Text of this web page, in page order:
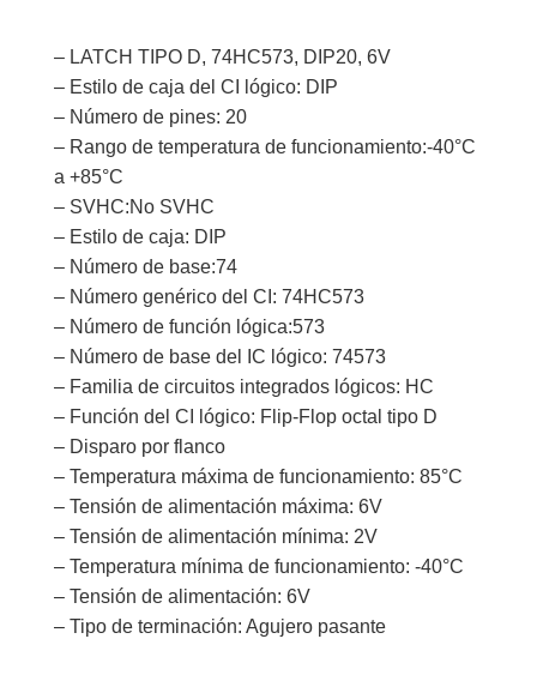
– LATCH TIPO D, 74HC573, DIP20, 6V
– Estilo de caja del CI lógico: DIP
– Número de pines: 20
– Rango de temperatura de funcionamiento:-40°C
a +85°C
– SVHC:No SVHC
– Estilo de caja: DIP
– Número de base:74
– Número genérico del CI: 74HC573
– Número de función lógica:573
– Número de base del IC lógico: 74573
– Familia de circuitos integrados lógicos: HC
– Función del CI lógico: Flip-Flop octal tipo D
– Disparo por flanco
– Temperatura máxima de funcionamiento: 85°C
– Tensión de alimentación máxima: 6V
– Tensión de alimentación mínima: 2V
– Temperatura mínima de funcionamiento: -40°C
– Tensión de alimentación: 6V
– Tipo de terminación: Agujero pasante